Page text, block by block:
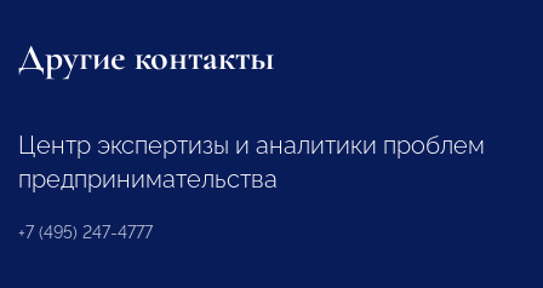
Другие контакты
Центр экспертизы и аналитики проблем
предпринимательства
+7 (495) 247-4777